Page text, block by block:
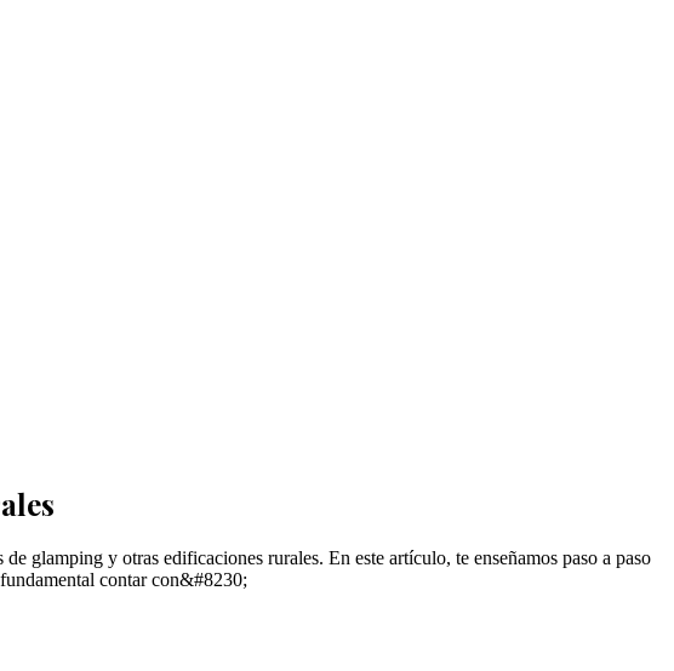
glamping y otras edificaciones rurales. En este artículo, te enseñamos paso a paso
contar con&#8230;